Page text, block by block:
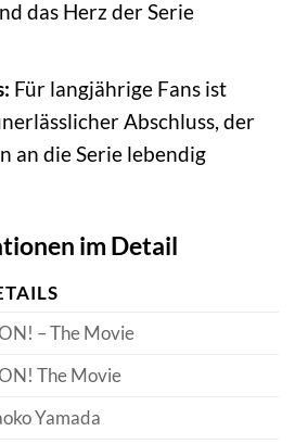
das Herz der Serie
Für langjährige Fans ist
Abschluss, der
an die Serie lebendig
im Detail
– The Movie
The Movie
Yamada